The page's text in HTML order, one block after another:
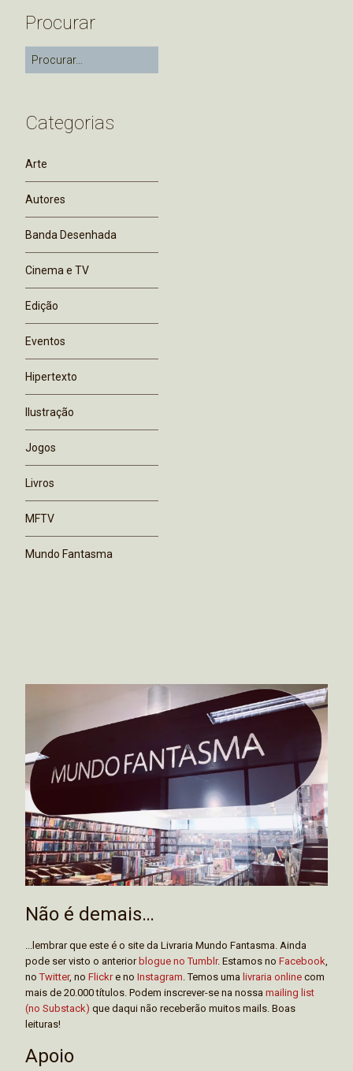
Procurar
Categorias
Arte
Autores
Banda Desenhada
Cinema e TV
Edição
Eventos
Hipertexto
Ilustração
Jogos
Livros
MFTV
Mundo Fantasma
Não é demais…
...lembrar que este é o site da Livraria Mundo Fantasma. Ainda
pode ser visto o anteriorblogue no Tumblr. Estamos no Facebook
noTwitter, no Flickre no Instagram . Temos uma livraria online com
mais de 20.000 títulos. Podem inscrever-se na nossa mailing list
(no Substack) que daqui não receberão muitos mails. Boas
leituras!
Apoio